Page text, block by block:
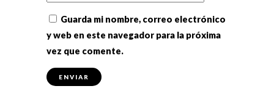
Guarda mi nombre, correo electrónico
y web en este navegador para la próxima
vez que comente.